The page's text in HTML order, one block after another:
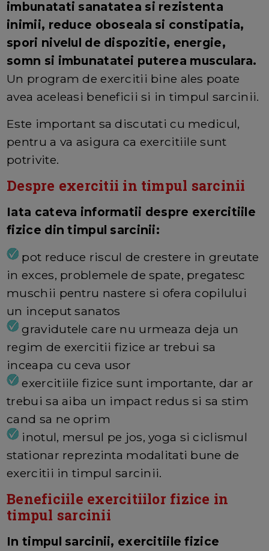
imbunatati sanatatea si rezistenta
inimii, reduce oboseala si constipatia,
spori nivelul de dispozitie, energie,
somn si imbunatatei puterea musculara.
Un program de exercitii bine ales poate
avea aceleasi beneficii si in timpul sarcinii.
Este important sa discutati cu medicul,
pentru a va asigura ca exercitiile sunt
potrivite.
Despre exercitii in timpul sarcinii
Iata cateva informatii despre exercitiile
fizice din timpul sarcinii:
pot reduce riscul de crestere in greutate
in exces, problemele de spate, pregatesc
muschii pentru nastere si ofera copilului
un inceput sanatos
gravidutele care nu urmeaza deja un
regim de exercitii fizice ar trebui sa
inceapa cu ceva usor
exercitiile fizice sunt importante, dar ar
trebui sa aiba un impact redus si sa stim
cand sa ne oprim
inotul, mersul pe jos, yoga si ciclismul
stationar reprezinta modalitati bune de
exercitii in timpul sarcinii.
Beneficiile exercitiilor fizice in
timpul sarcinii
In timpul sarcinii, exercitiile fizice